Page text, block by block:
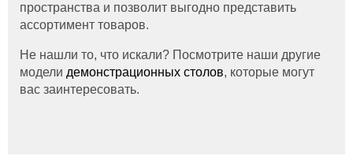
пространства и позволит выгодно представить
ассортимент товаров.
Не нашли то, что искали? Посмотрите наши другие
модели демонстрационных столов, которые могут
вас заинтересовать.